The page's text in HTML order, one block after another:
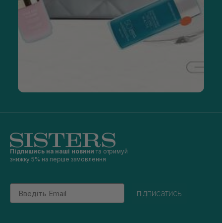
Підпишись на наші новини та отримуй
знижку 5% на перше замовлення
Email
підписатись